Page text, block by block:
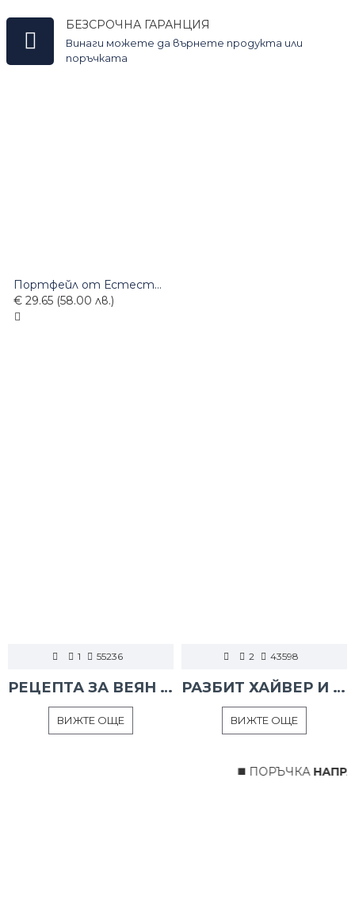
БЕЗСРОЧНА ГАРАНЦИЯ
Винаги можете да върнете продукта или
поръчката
Портфейл от Естествена Кожа 138-09
€ 29.65 (58.00 лв.)
1 55236
РЕЦЕПТА ЗА ВЕЯН ПАЛАМУД
ВИЖТЕ ОЩЕ
2 43598
РАЗБИТ ХАЙВЕР И ТАРАМА
ВИЖТЕ ОЩЕ
◼️ ПОРЪЧКА